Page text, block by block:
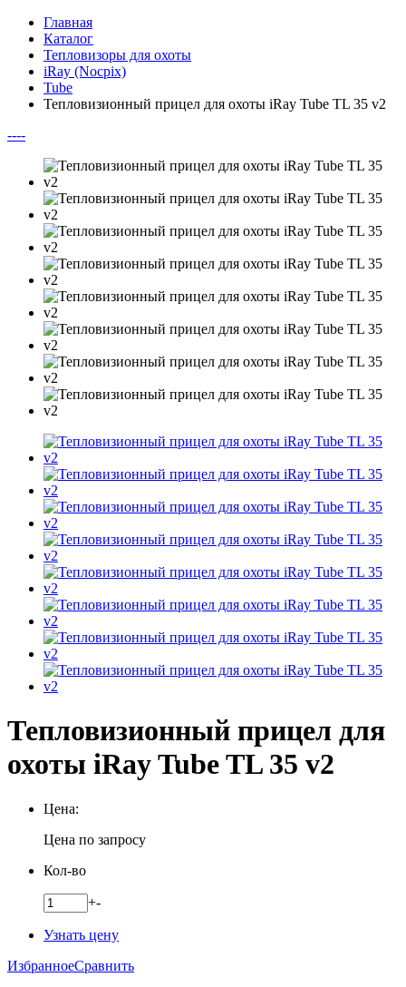
Главная
Каталог
Тепловизоры для охоты
iRay (Nocpix)
Tube
Тепловизионный прицел для охоты iRay Tube TL 35 v2
----
Тепловизионный прицел для
охоты iRay Tube TL 35 v2
Цена:
Цена по запросу
Кол-во
+-
Узнать цену
ИзбранноеСравнить